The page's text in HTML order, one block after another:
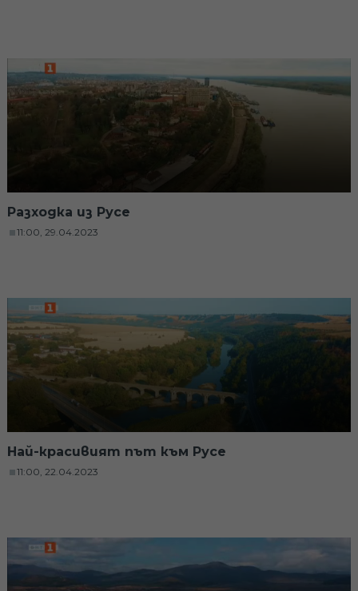
Разходка из Русе
11:00, 29.04.2023
Най-красивият път към Русе
11:00, 22.04.2023